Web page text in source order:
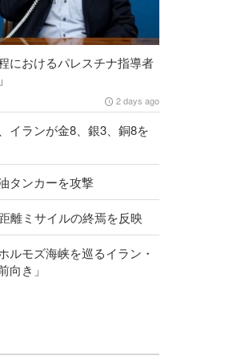
におけるパレスチナ指導者
2 days ago
イランが金8、銀3、銅8を
タンカーを攻撃
離ミサイルの終焉を反映
ルモズ海峡を巡るイラン・
向き」